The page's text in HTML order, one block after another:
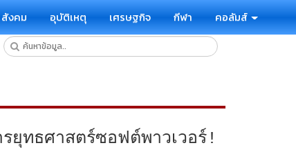
สังคม อุบัติเหตุ เศรษฐกิจ กีฬา คอลัมส์
ยุทธศาสตร์ซอฟต์พาวเวอร์!